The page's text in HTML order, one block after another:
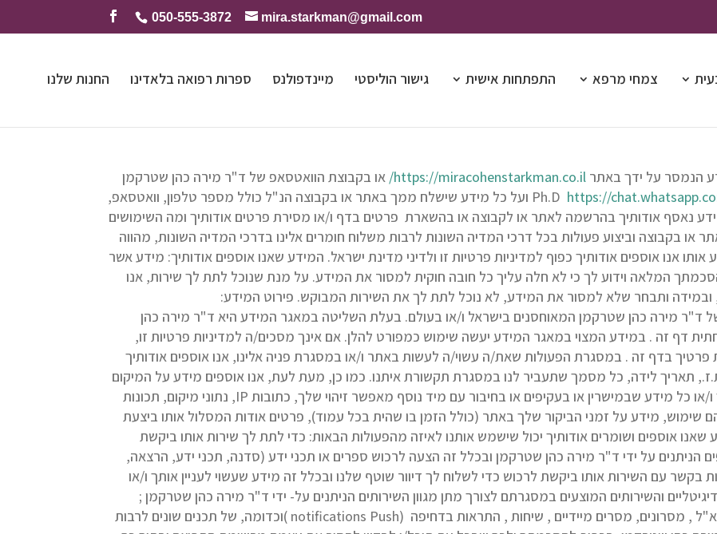
050-555-3872 mira.starkman@gmail.com
צמחי מרפא התפתחות אישית גישור הוליסטי מיינדפולנס ספרות רפואה בלאדינו החנות שלנו
הנמסר על ידך באתרhttps://miracohenstarkman.co.il/ או בקבוצת הוואטסאפ של ד"ר מירה כהן שטרקמן
Ph.D https://
ועל כל מידע שישלח ממך באתר או בקבוצה הנ"ל כולל מספר טלפון, וואטסאפ,
מידע נאסף אודותיך בהרשמה לאתר או לקבוצה או בהשארת פרטים בדף ו/או מסירת פרטים אודותיך ומה השימושים
או בקבוצה וביצוע פעולות בכל דרכי המדיה השונות לרבות משלוח חומרים אלינו בדרכי המדיה השונות, מהווה
אנו אוספים אודותיך כפוף למדיניות פרטיות זו ולדיני מדינת ישראל. המידע שאנו אוספים אודותיך: מידע אשר
המלאה וידוע לך כי לא חלה עליך כל חובה חוקית למסור את המידע. על מנת שנוכל לתת לך שירות, אנו
ותבחר שלא למסור את המידע, לא נוכל לתת לך את השירות המבוקש. פירוט המידע:
ד"ר מירה כהן שטרקמן המאוחסנים בישראל ו/או בעולם. בעלת השליטה במאגר המידע היא ד"ר מירה כהן
דף זה . במידע המצוי במאגר המידע יעשה שימוש כמפורט להלן. אם אינך מסכים/ה למדיניות פרטיות זו,
בדף זה . במסגרת הפעולות שאת/ה עשוי/ה לעשות באתר ו/או במסגרת פניה אלינו, אנו אוספים אודותיך
תאריך לידה, כל מסמך שתעביר לנו במסגרת תקשורת איתנו. כמו כן, מעת לעת, אנו אוספים מידע על המיקום
שלך, אופן הגלישה שלך באתרים, העדפות שלך ו/או כל מידע שבמישרין או בעקיפים או בחיבור עם מיד נוסף מאפשר זיהוי שלך, כתובות IP, נתוני מיקום, תכונות
מידע על זמני הביקור שלך באתר (כולל הזמן בו שהית בכל עמוד), פרטים אודות המסלול אותו ביצעת
אוספים ושומרים אודותיך יכול שישמש אותנו לאיזה מהפעולות הבאות: כדי לתת לך שירות אותו ביקשת
הניתנים על ידי ד"ר מירה כהן שטרקמן ובכלל זה הצעה לרכוש ספרים או תכני ידע (סדנה, תכני ידע, הרצאה,
בקשר עם השירות אותו ביקשת לרכוש כדי לשלוח לך דיוור שוטף שלנו ובכלל זה מידע שעשוי לעניין אותך ו/או
והשירותים המוצעים במסגרתם לצורך מתן מגוון השירותים הניתנים על- ידי ד"ר מירה כהן שטרקמן ;
לצורך העברתם של תכנים נוספים באמצעות דוא"ל , מסרונים, מסרים מיידיים , שיחות , התראות בדחיפה (notifications Push )וכדומה, של תכנים שונים לרבות